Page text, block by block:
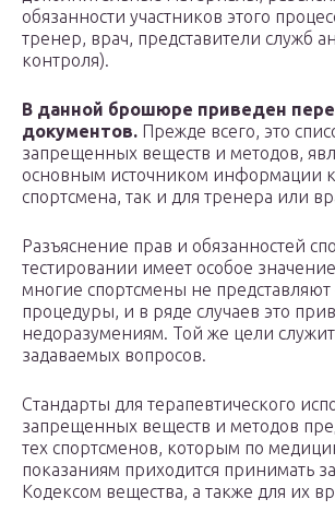
обязанности участни­ков этого
тренер, врач, представители служб
контроля).
В данной брошюре приведен
документов. Преж­де всего, это
запрещенных веществ и методов,
основным источником информации
спортсмена, так и для тренера или
Разъяснение прав и обязанностей
тестирова­нии имеет особое
многие спортсмены не пред­ставляют
процедуры, и в ряде случаев это
недоразумениям. Той же цели служит
задавае­мых вопросов.
Стандарты для терапевтического
запрещенных веществ и методов
тех спортсменов, которым по
показаниям приходится принимать
Кодексом вещества, а также для их